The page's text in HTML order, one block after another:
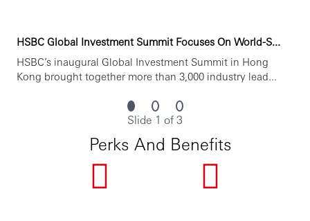
HSBC Global Investment Summit Focuses On World-S...
HSBC’s inaugural Global Investment Summit in Hong
Kong brought together more than 3,000 industry lead...
Slide 1 of 3
Perks And Benefits